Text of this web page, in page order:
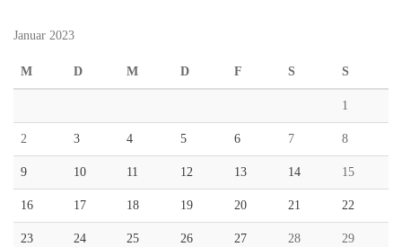
Januar 2023
M D M D F S S
1
2 3 4 5 6 7 8
9 10 11 12 13 14 15
16 17 18 19 20 21 22
23 24 25 26 27 28 29